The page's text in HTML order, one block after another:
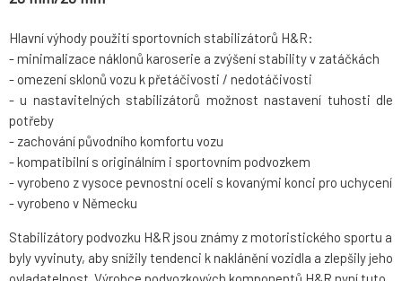
Hlavní výhody použití sportovních stabilizátorů H&R:
- minimalizace náklonů karoserie a zvýšení stability v zatáčkách
- omezení sklonů vozu k přetáčivosti / nedotáčivosti
- u nastavitelných stabilizátorů možnost nastavení tuhosti dle
potřeby
- zachování původního komfortu vozu
- kompatibilní s originálním i sportovním podvozkem
- vyrobeno z vysoce pevnostní oceli s kovanými konci pro uchycení
- vyrobeno v Německu
Stabilizátory podvozku H&R jsou známy z motoristického sportu a
byly vyvinuty, aby snížily tendenci k naklánění vozidla a zlepšily jeho